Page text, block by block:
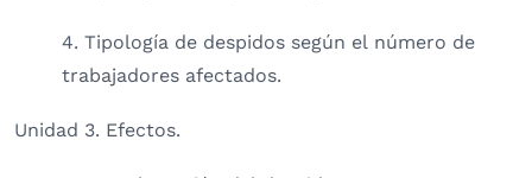
4. Tipología de despidos según el número de
trabajadores afectados.
Unidad 3. Efectos.